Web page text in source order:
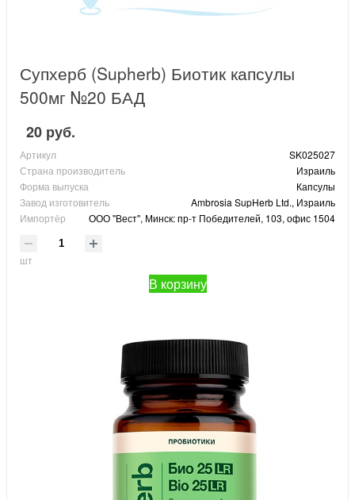
Супхерб (Supherb) Биотик капсулы
500мг №20 БАД
20 руб.
Артикул
SK025027
Страна производитель
Израиль
Форма выпуска
Капсулы
Завод изготовитель
Ambrosia SupHerb Ltd., Израиль
Импортёр
ООО "Вест", Минск: пр-т Победителей, 103, офис 1504
шт
В корзину